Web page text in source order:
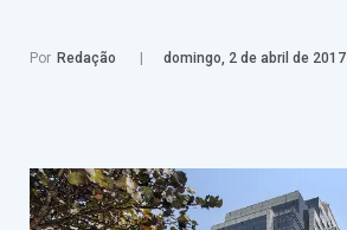
Por Redação domingo, 2 de abril de 2017